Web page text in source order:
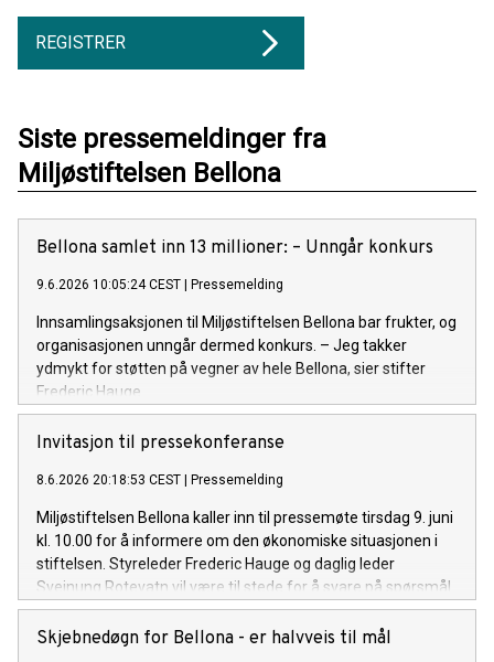
REGISTRER
Siste pressemeldinger fra
Miljøstiftelsen Bellona
Bellona samlet inn 13 millioner: – Unngår konkurs
9.6.2026 10:05:24 CEST Pressemelding
Innsamlingsaksjonen til Miljøstiftelsen Bellona bar frukter, og
organisasjonen unngår dermed konkurs. – Jeg takker
ydmykt for støtten på vegner av hele Bellona, sier stifter
Frederic Hauge.
Invitasjon til pressekonferanse
8.6.2026 20:18:53 CEST Pressemelding
Miljøstiftelsen Bellona kaller inn til pressemøte tirsdag 9. juni
kl. 10.00 for å informere om den økonomiske situasjonen i
stiftelsen. Styreleder Frederic Hauge og daglig leder
Sveinung Rotevatn vil være til stede for å svare på spørsmål.
Skjebnedøgn for Bellona - er halvveis til mål